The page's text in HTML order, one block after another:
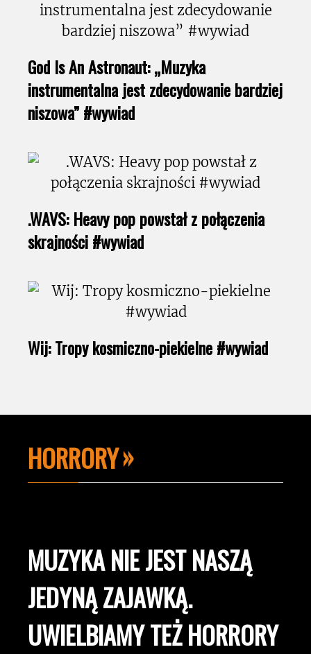
God Is An Astronaut: „Muzyka
instrumentalna jest zdecydowanie bardziej
niszowa” #wywiad
.WAVS: Heavy pop powstał z połączenia
skrajności #wywiad
Wij: Tropy kosmiczno-piekielne #wywiad
HORRORY
MUZYKA NIE JEST NASZĄ
JEDYNĄ ZAJAWKĄ.
UWIELBIAMY TEŻ HORRORY